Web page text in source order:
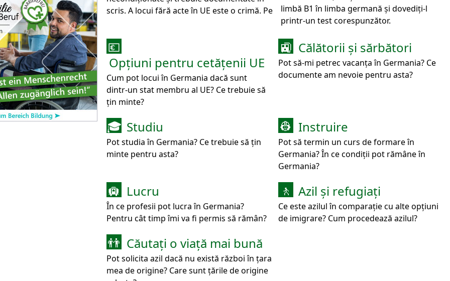
scris. A locui fără acte în UE este o crimă. Pe
limbă B1 în limba germană și dovediți-l
printr-un test corespunzător.
💶
Opțiuni pentru cetățenii UE
Cum pot locui în Germania dacă sunt
dintr-un stat membru al UE? Ce trebuie să
țin minte?
🚉 Călătorii și sărbători
Pot să-mi petrec vacanța în Germania? Ce
documente am nevoie pentru asta?
🎓 Studiu
Pot studia în Germania? Ce trebuie să țin
minte pentru asta?
👷 Instruire
Pot să termin un curs de formare în
Germania? În ce condiții pot rămâne în
Germania?
🛄 Lucru
În ce profesii pot lucra în Germania?
Pentru cât timp îmi va fi permis să rămân?
🚶 Azil și refugiați
Ce este azilul în comparație cu alte opțiuni
de imigrare? Cum procedează azilul?
👬 Căutați o viață mai bună
Pot solicita azil dacă nu există război în țara
mea de origine? Care sunt țările de origine